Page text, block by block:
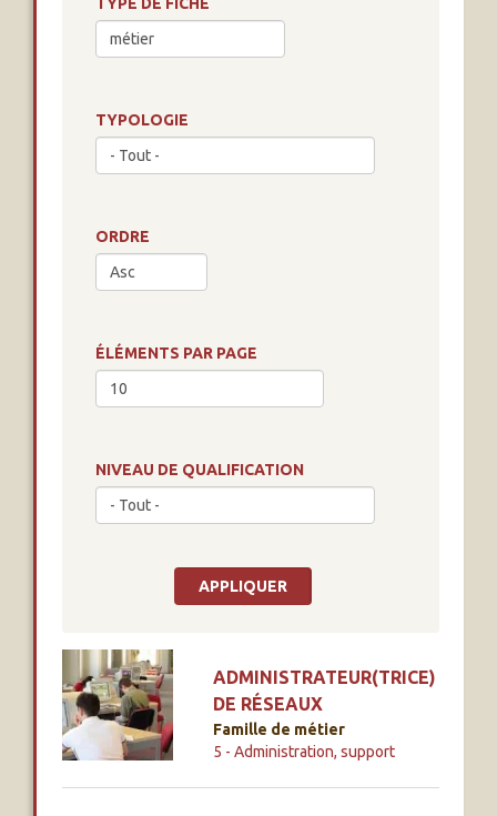
TYPOLOGIE
ORDRE
ÉLÉMENTS PAR PAGE
NIVEAU DE QUALIFICATION
ADMINISTRATEUR(TRICE)
DE RÉSEAUX
Famille de métier
5 - Administration, support